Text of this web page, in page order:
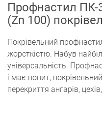
Профнастил ПК-
(Zn 100)
Покрівельний
жорсткістю. Набув
універсальність.
і має попит,
перекриття ангарів,